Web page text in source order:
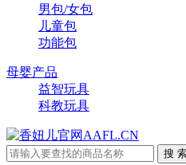
男包/女包
儿童包
功能包
母婴产品
益智玩具
科教玩具